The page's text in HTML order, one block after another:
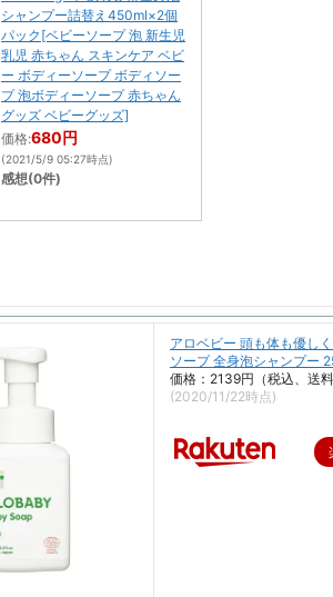
シャンプー詰替え450ml×2個
パック[ベビーソープ 泡 新生児
乳児 赤ちゃん スキンケア ベビ
ー ボディーソープ ボディソー
プ 泡ボディーソープ 赤ちゃん
グッズ ベビーグッズ]
価格:680円
(2021/5/9 05:27時点)
感想(0件)
アロベビー 頭も体も優し
ソープ 全身泡シャンプー
価格：2139円（税込、送
(2020/11/22時点)